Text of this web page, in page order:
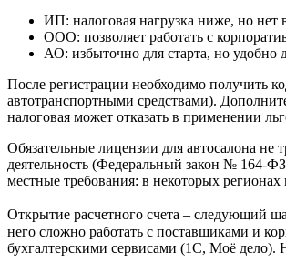
ИП: налоговая нагрузка ниже, но нет
ООО: позволяет работать с
АО: избыточно для старта, но удобно
После регистрации необходимо получить
автотранспортными средствами).
налоговая может отказать в применении
Обязательные лицензии для автосалона
деятельность (Федеральный закон № 164-
местные требования: в некоторых
Открытие расчетного счета – следующий
него сложно работать с поставщиками и
бухгалтерскими сервисами (1С, Моё дело).